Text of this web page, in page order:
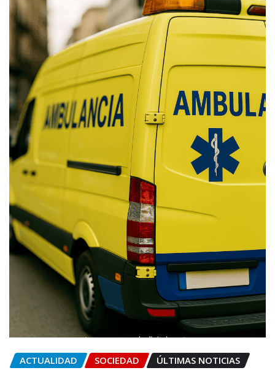
ACTUALIDAD SOCIEDAD ÚLTIMAS NOTICIAS